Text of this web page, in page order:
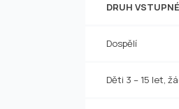
DRUH
Dospělí
Děti 3 – 15 let,